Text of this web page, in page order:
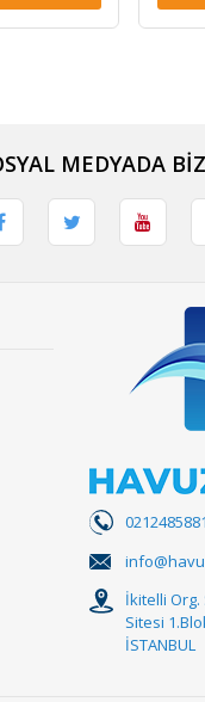
MEDYADA BİZ
İkitelli
Sitesi
İSTANBUL